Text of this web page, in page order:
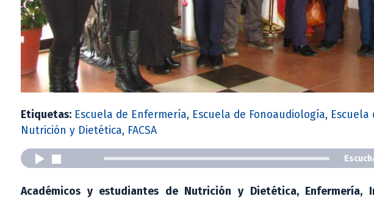
Etiquetas: Escuela de Enfermería, Escuela de Fonoaudiología,
Nutrición y Dietética, FACSA
Académicos y estudiantes de Nutrición y Dietética, Enfermería,